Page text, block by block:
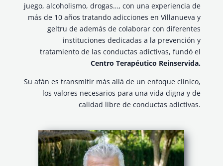
juego, alcoholismo, drogas…, con una experiencia de
más de 10 años tratando adicciones en Villanueva y
geltru de además de colaborar con diferentes
instituciones dedicadas a la prevención y
tratamiento de las conductas adictivas, fundó el
Centro Terapéutico Reinservida.
Su afán es transmitir más allá de un enfoque clínico,
los valores necesarios para una vida digna y de
calidad libre de conductas adictivas.